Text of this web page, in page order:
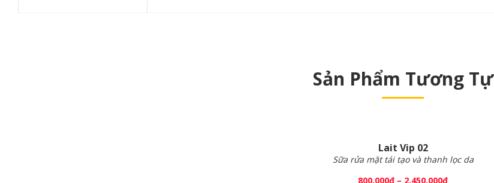
Sản Phẩm Tương Tự
Lait Vip 02
Sữa rửa mặt tái tạo và thanh lọc da
800.000₫ – 2.450.000₫